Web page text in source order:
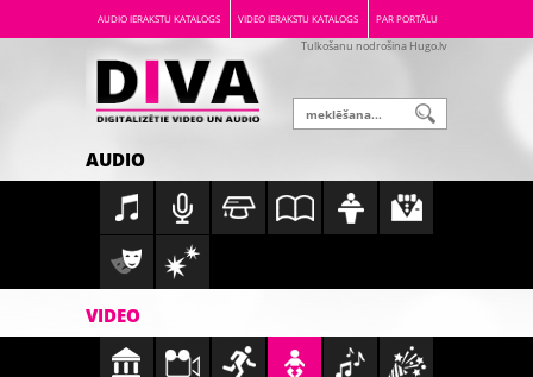
AUDIO IERAKSTU KATALOGS VIDEO IERAKSTU KATALOGS PAR PORTĀLU
Tulkošanu nodrošina Hugo.lv
AUDIO
VIDEO